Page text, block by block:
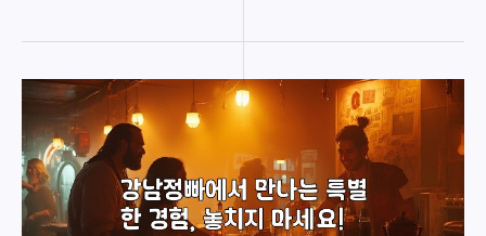
페,
숨
진
핫
플
레